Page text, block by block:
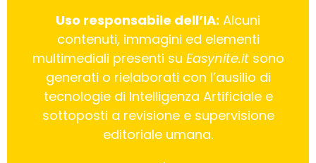
Uso responsabile dell’IA: Alcuni
contenuti, immagini ed elementi
multimediali presenti su Easynite.itsono
generati o rielaborati con l’ausilio di
tecnologie di Intelligenza Artificiale e
sottoposti a revisione e supervisione
editoriale umana.